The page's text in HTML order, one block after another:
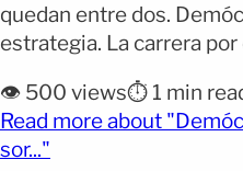
quedan entre dos.
estrategia. La carrera
estatal demócrata
suspensión de su
las elecciones primarias
👁️ 500 views⏱️ 1 min
Read more about
sor..."